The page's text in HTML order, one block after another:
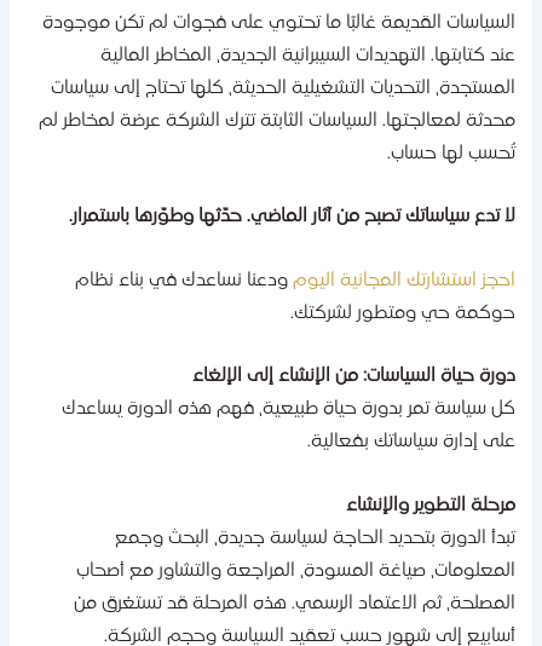
القديمة غالبًا ما تحتوي على فجوات لم تكن موجودة
كتابتها. التهديدات السيبرانية الجديدة، المخاطر المالية
التحديات التشغيلية الحديثة، كلها تحتاج إلى سياسات
لمعالجتها. السياسات الثابتة تترك الشركة عرضة لمخاطر لم
لها حساب.
تدع سياساتك تصبح من آثار الماضي. حدّثها وطوّرها باستمرار.
استشارتك المجانية اليومودعنا نساعدك في بناء نظام
حي ومتطور لشركتك.
حياة السياسات: من الإنشاء إلى الإلغاء
سياسة تمر بدورة حياة طبيعية، فهم هذه الدورة يساعدك
إدارة سياساتك بفعالية.
التطوير والإنشاء
الدورة بتحديد الحاجة لسياسة جديدة، البحث وجمع
صياغة المسودة، المراجعة والتشاور مع أصحاب
ثم الاعتماد الرسمي. هذه المرحلة قد تستغرق من
إلى شهور حسب تعقيد السياسة وحجم الشركة.